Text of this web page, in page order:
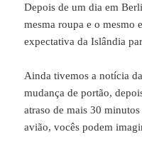
Depois de um dia em
mesma roupa e o mesmo
expectativa da Islândia
Ainda tivemos a notícia da
mudança de portão,
atraso de mais 30
avião, vocês podem